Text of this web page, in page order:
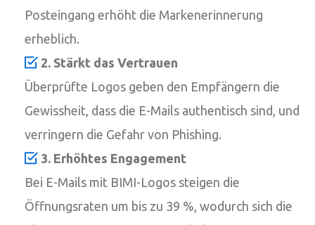
Posteingang erhöht die Markenerinnerung
erheblich.
2. Stärkt das Vertrauen
Überprüfte Logos geben den Empfängern die
Gewissheit, dass die E-Mails authentisch sind, und
verringern die Gefahr von Phishing.
3. Erhöhtes Engagement
Bei E-Mails mit BIMI-Logos steigen die
Öffnungsraten um bis zu 39 %, wodurch sich die